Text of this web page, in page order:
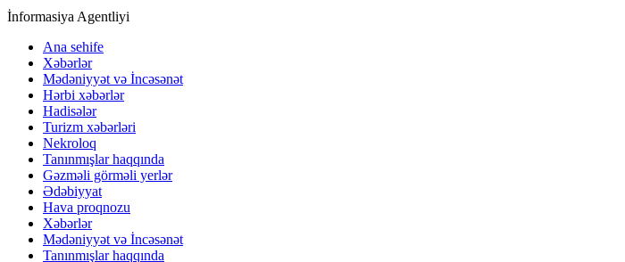
İnformasiya Agentliyi
Ana sehife
Xəbərlər
Mədəniyyət və İncəsənət
Hərbi xəbərlər
Hadisələr
Turizm xəbərləri
Nekroloq
Tanınmışlar haqqında
Gəzməli görməli yerlər
Ədəbiyyat
Hava proqnozu
Xəbərlər
Mədəniyyət və İncəsənət
Tanınmışlar haqqında